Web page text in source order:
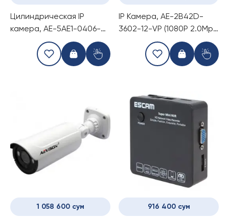
Цилиндрическая IP
камера, AE-5AE1-0406-VP
(1080P 5.0Mp Bulet
Camera with POE)
IP Камера, AE-2B42D-
3602-12-VP (1080P 2.0Mp
Dome Camera With POE
2.8-12mm Lens)
1 058 600 сум 916 400 сум